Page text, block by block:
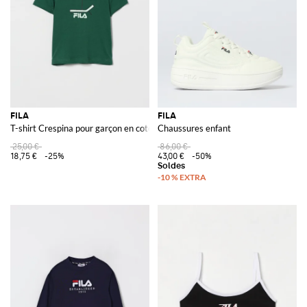
FILA
T-shirt Crespina pour garçon en coton avec imprimé graphique et logo
25,00 €
18,75 €
-25%
FILA
Chaussures enfant
86,00 €
43,00 €
-50%